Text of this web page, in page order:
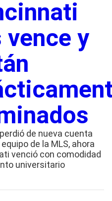
vence y
de nueva cuenta
de la MLS, ahora
venció con comodidad
universitario